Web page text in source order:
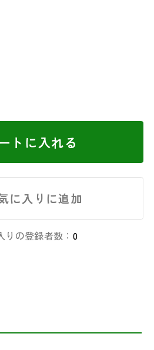
トに入れる
に入りに追加
りの登録者数： 0